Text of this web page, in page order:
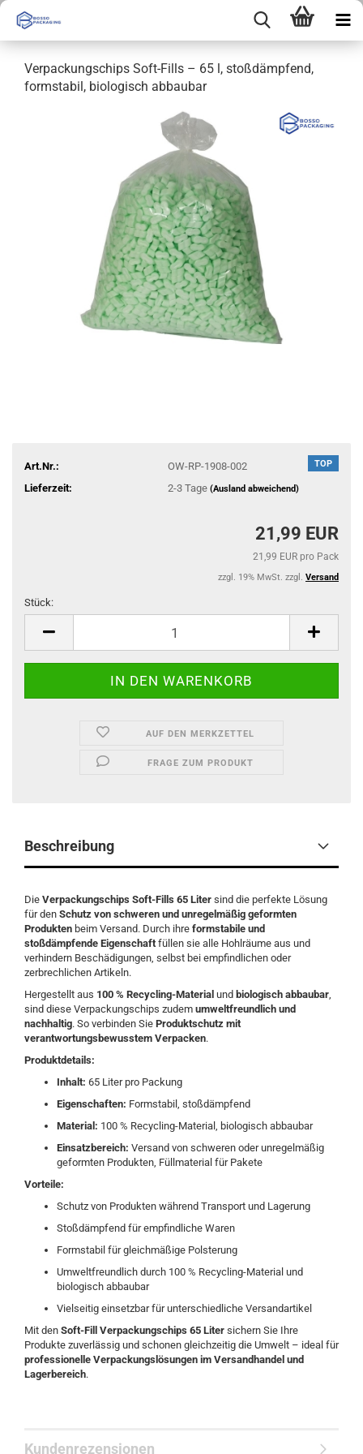
Verpackungschips Soft-Fills – 65 l, stoßdämpfend,
formstabil, biologisch abbaubar
TOP
Art.Nr.:
OW-RP-1908-002
Lieferzeit:
2-3 Tage (Ausland abweichend)
21,99 EUR
21,99 EUR pro Pack
zzgl. 19% MwSt. zzgl. Versand
Stück:
AUF DEN MERKZETTEL
FRAGE ZUM PRODUKT
Beschreibung
Die Verpackungschips Soft-Fills 65 Liter sind die perfekte Lösung
für den Schutz von schweren und unregelmäßig geformten
Produkten beim Versand. Durch ihre formstabile und
stoßdämpfende Eigenschaftfüllen sie alle Hohlräume aus und
verhindern Beschädigungen, selbst bei empfindlichen oder
zerbrechlichen Artikeln.
Hergestellt aus 100 % Recycling-Material und biologisch abbaubar,
sind diese Verpackungschips zudem umweltfreundlich und
nachhaltig. So verbinden Sie Produktschutz mit
verantwortungsbewusstem Verpacken.
Produktdetails:
Inhalt: 65 Liter pro Packung
Eigenschaften: Formstabil, stoßdämpfend
Material: 100 % Recycling-Material, biologisch abbaubar
Einsatzbereich: Versand von schweren oder unregelmäßig
geformten Produkten, Füllmaterial für Pakete
Vorteile:
Schutz von Produkten während Transport und Lagerung
Stoßdämpfend für empfindliche Waren
Formstabil für gleichmäßige Polsterung
Umweltfreundlich durch 100 % Recycling-Material und
biologisch abbaubar
Vielseitig einsetzbar für unterschiedliche Versandartikel
Mit den Soft-Fill Verpackungschips 65 Liter sichern Sie Ihre
Produkte zuverlässig und schonen gleichzeitig die Umwelt – ideal für
professionelle Verpackungslösungen im Versandhandel und
Lagerbereich.
Kundenrezensionen